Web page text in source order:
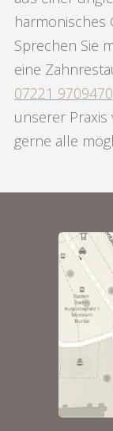
harmonisches
Sprechen Sie
eine
07221 9709470
unserer
gerne alle